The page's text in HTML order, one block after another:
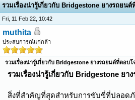
รวมเรื่องน่ารู้เกี่ยวกับ Bridgestone ยางรถยน
Fri, 11 Feb 22, 10:42
muthita
ประสบการณ์แก่กล้า
รวมเรื่องน่ารู้เกี่ยวกับ Bridgestone ยางรถยนต์ที่ตอบ
รวมเรื่องน่ารู้เกี่ยวกับ Bridgestone ย
สิ่งที่สำคัญที่สุดสำหรับการขับขี่ที่ปลอดภั